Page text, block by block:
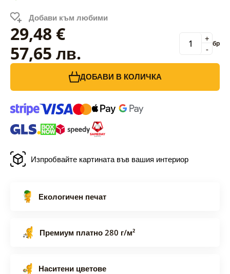
Добави към любими
29,48 €
57,65 лв.
-
+ бр
ДОБАВИ В КОЛИЧКА
Изпробвайте картината във вашия интериор
Екологичен печат
Премиум платно 280 г/м²
Наситени цветове